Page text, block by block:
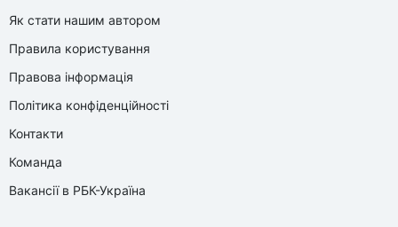
Як стати нашим автором
Правила користування
Правова інформація
Політика конфіденційності
Контакти
Команда
Вакансії в РБК-Україна